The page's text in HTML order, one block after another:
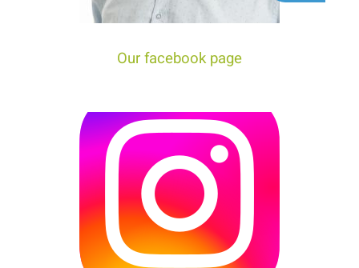
The video you must see before you start planning
tour trip to Israel!
Our facebook page